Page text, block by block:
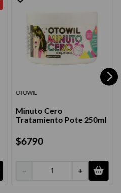
OTOWIL
Minuto Cero
Tratamiento Pote 250ml
$6790
＋
－